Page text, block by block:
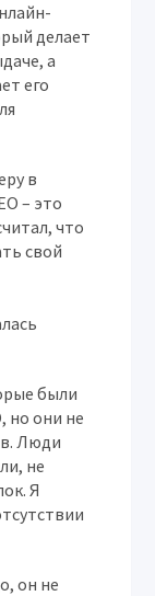
делает
а
его
в
– это
что
свой
были
но они не
Люди
не
Я
он не